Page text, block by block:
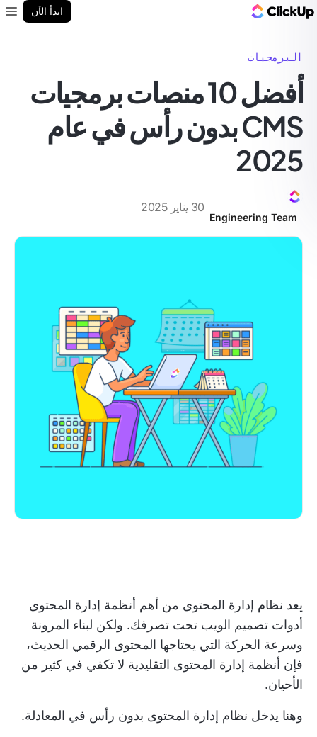
ابدأ الآن
البرمجيات
أفضل 10 منصات برمجيات
CMS بدون رأس في عام
2025
Engineering Team
30 يناير 2025
يعد نظام إدارة المحتوى من أهم أنظمة إدارة المحتوى
أدوات تصميم الويب تحت تصرفك. ولكن لبناء المرونة
وسرعة الحركة التي يحتاجها المحتوى الرقمي الحديث،
فإن أنظمة إدارة المحتوى التقليدية لا تكفي في كثير من
الأحيان.
وهنا يدخل نظام إدارة المحتوى بدون رأس في المعادلة.